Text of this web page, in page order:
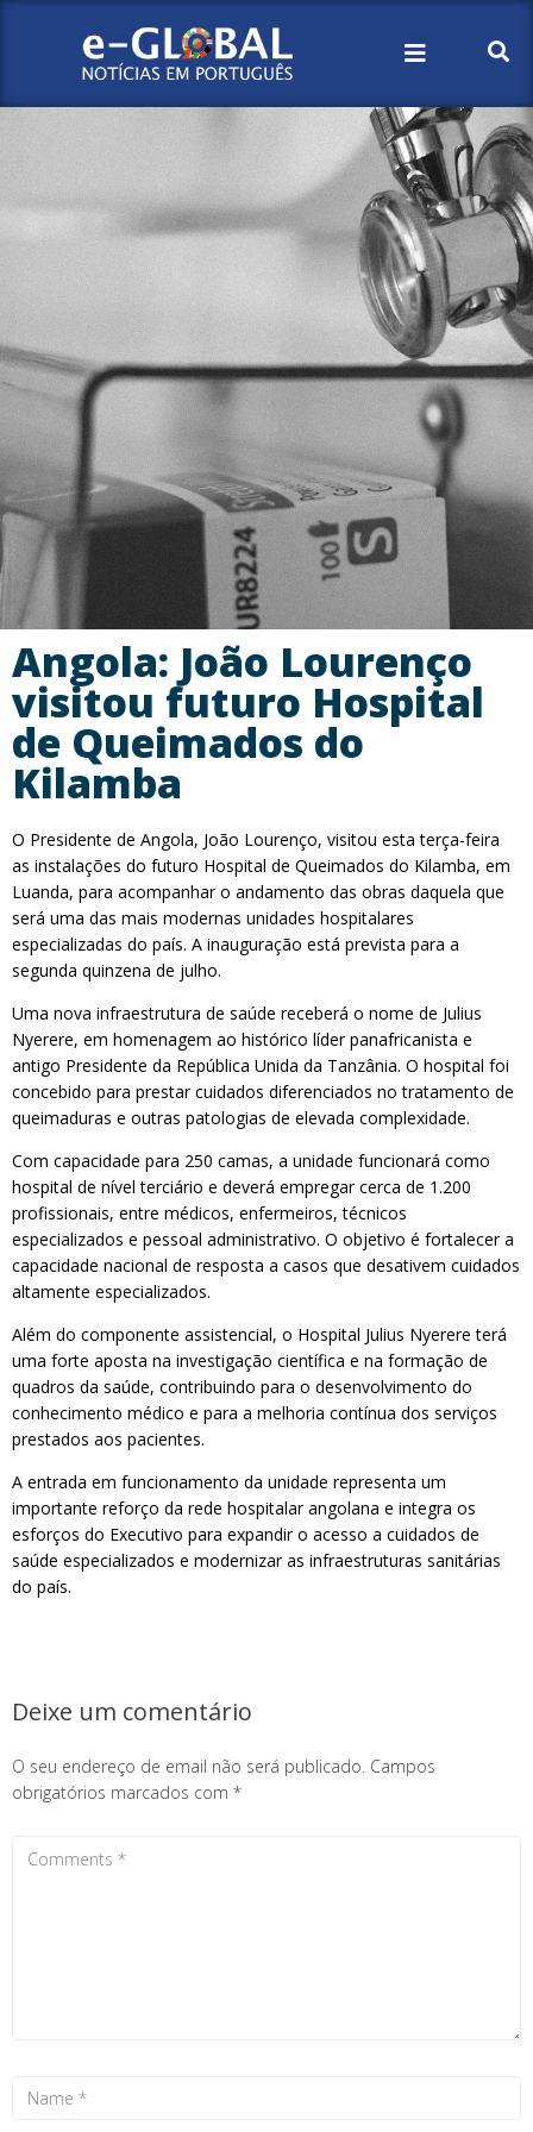
Angola: João Lourenço
visitou futuro Hospital
de Queimados do
Kilamba
O Presidente de Angola, João Lourenço, visitou esta terça-feira
as instalações do futuro Hospital de Queimados do Kilamba, em
Luanda, para acompanhar o andamento das obras daquela que
será uma das mais modernas unidades hospitalares
especializadas do país. A inauguração está prevista para a
segunda quinzena de julho.
Uma nova infraestrutura de saúde receberá o nome de Julius
Nyerere, em homenagem ao histórico líder panafricanista e
antigo Presidente da República Unida da Tanzânia. O hospital foi
concebido para prestar cuidados diferenciados no tratamento de
queimaduras e outras patologias de elevada complexidade.
Com capacidade para 250 camas, a unidade funcionará como
hospital de nível terciário e deverá empregar cerca de 1.200
profissionais, entre médicos, enfermeiros, técnicos
especializados e pessoal administrativo. O objetivo é fortalecer a
capacidade nacional de resposta a casos que desativem cuidados
altamente especializados.
Além do componente assistencial, o Hospital Julius Nyerere terá
uma forte aposta na investigação científica e na formação de
quadros da saúde, contribuindo para o desenvolvimento do
conhecimento médico e para a melhoria contínua dos serviços
prestados aos pacientes.
A entrada em funcionamento da unidade representa um
importante reforço da rede hospitalar angolana e integra os
esforços do Executivo para expandir o acesso a cuidados de
saúde especializados e modernizar as infraestruturas sanitárias
do país.
Deixe um comentário
O seu endereço de email não será publicado. Campos
obrigatórios marcados com *